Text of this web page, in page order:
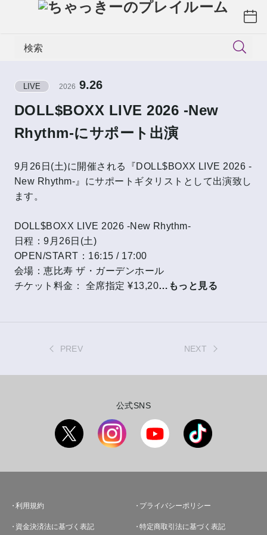
検索
LIVE 2026 9.26
DOLL$BOXX LIVE 2026 -New
Rhythm-にサポート出演
9月26日(土)に開催される『DOLL$BOXX LIVE 2026 -
New Rhythm-』にサポートギタリストとして出演致し
ます。
DOLL$BOXX LIVE 2026 -New Rhythm-
日程：9月26日(土)
OPEN/START：16:15 / 17:00
会場：恵比寿 ザ・ガーデンホール
チケット料金： 全席指定 ¥13,20…もっと見る
PREV NEXT
公式SNS
利用規約 プライバシーポリシー
資金決済法に基づく表記 特定商取引法に基づく表記